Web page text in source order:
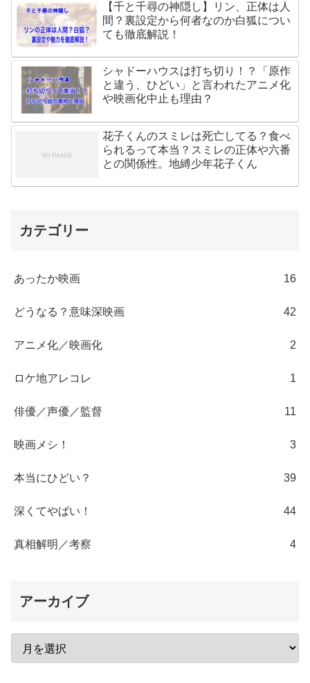
【千と千尋の神隠し】リン、正体は人
間？裏設定から何者なのか白狐につい
ても徹底解説！
シャドーハウスは打ち切り！？「原作
と違う、ひどい」と言われたアニメ化
や映画化中止も理由？
花子くんのスミレは死亡してる？食べ
られるって本当？スミレの正体や六番
との関係性。地縛少年花子くん
カテゴリー
あったか映画 16
どうなる？意味深映画 42
アニメ化／映画化 2
ロケ地アレコレ 1
俳優／声優／監督 11
映画メシ！ 3
本当にひどい？ 39
深くてやばい！ 44
真相解明／考察 4
アーカイブ